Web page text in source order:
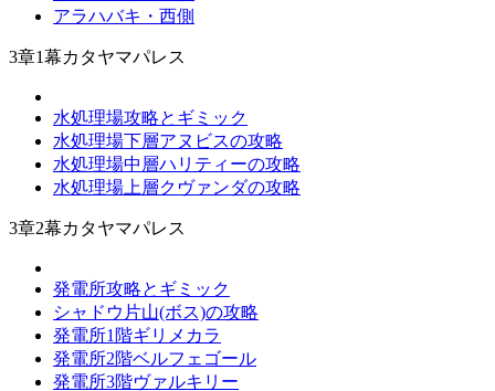
アラハバキ・西側
3章1幕カタヤマパレス
水処理場攻略とギミック
水処理場下層アヌビスの攻略
水処理場中層ハリティーの攻略
水処理場上層クヴァンダの攻略
3章2幕カタヤマパレス
発電所攻略とギミック
シャドウ片山(ボス)の攻略
発電所1階ギリメカラ
発電所2階ベルフェゴール
発電所3階ヴァルキリー